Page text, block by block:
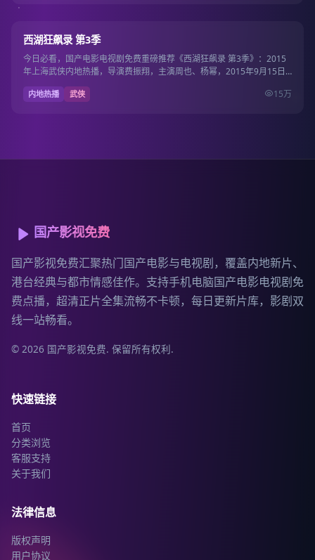
9.4
西湖狂飙录 第3季
今日必看，国产电影电视剧免费重磅推荐《西湖狂飙录 第3季》：2015
年上海武侠内地热播，导演费振翔，主演周也、杨幂，2015年9月15日
内地热播 武侠 15万
国产影视免费
国产影视免费汇聚热门国产电影与电视剧，覆盖内地新片、
港台经典与都市情感佳作。支持手机电脑国产电影电视剧免
费点播，超清正片全集流畅不卡顿，每日更新片库，影剧双
线一站畅看。
© 2026 国产影视免费. 保留所有权利.
快速链接
首页
分类浏览
客服支持
关于我们
法律信息
版权声明
用户协议